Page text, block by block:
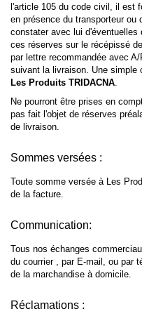
l'article 105 du code civil, il est
en présence du transporteur ou
constater avec lui
ces réserves sur le récépissé
par lettre recommandée avec
suivant la livraison. Une simple
Les Produits TRIDACNA.
Ne pourront être prises en
pas fait l'objet de réserves
de livraison.
Sommes versées :
Toute somme versée à Les
de la facture.
Communication:
Tous nos échanges
du courrier , par E-mail, ou par
de la marchandise à domicile.
Réclamations :